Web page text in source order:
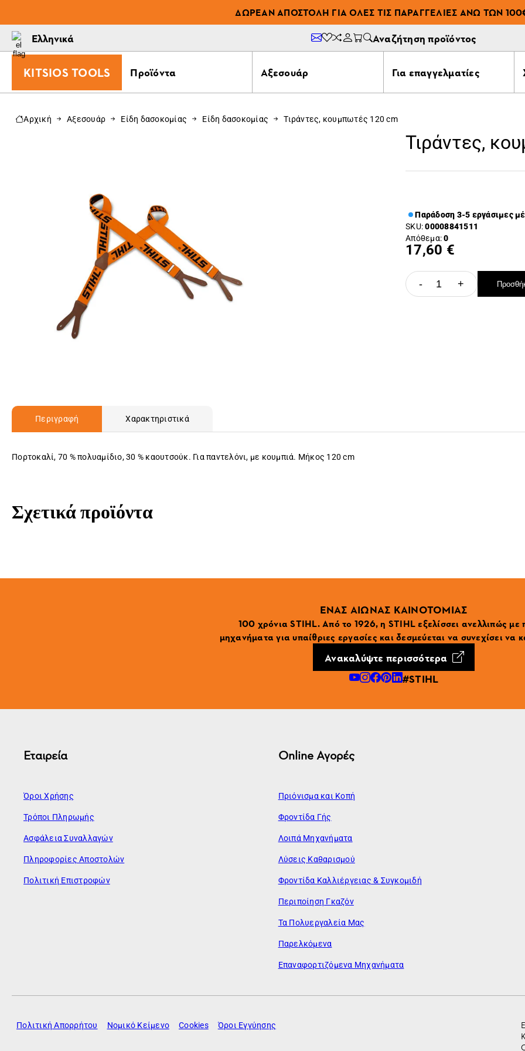
ΔΩΡΕΆΝ ΑΠΟΣΤΟΛΉ ΓΙΑ ΌΛΕΣ ΤΙΣ ΠΑΡΑΓΓΕΛΊΕΣ ΆΝΩ ΤΩΝ
Ελληνικά Αναζήτηση προϊόντος
KITSIOS TOOLS Προϊόντα Αξεσουάρ Για επαγγελματίες
Αρχική Αξεσουάρ Είδη δασοκομίας Είδη δασοκομίας Τιράντες, κουμπωτές 120 cm
Τιράντες,
Παράδοση 3-5 εργάσιμες
SKU:00008841511
Απόθεμα:0
17,60 €
- +
Περιγραφή Χαρακτηριστικά
Πορτοκαλί, 70 % πολυαμίδιο, 30 % καουτσούκ. Για παντελόνι, με κουμπιά. Μήκος 120 cm
Σχετικά προϊόντα
ΕΝΑΣ ΑΙΩΝΑΣ ΚΑΙΝΟΤΟΜΙΑΣ
100 χρόνια STIHL. Από το 1926, η STIHL εξελίσσει ανελλιπώς με
μηχανήματα για υπαίθριες εργασίες και δεσμεύεται να συνεχίσει να
Ανακαλύψτε περισσότερα
#STIHL
Εταιρεία
Όροι Χρήσης
Τρόποι Πληρωμής
Ασφάλεια Συναλλαγών
Πληροφορίες Αποστολών
Πολιτική Επιστροφών
Online Αγορές
Πριόνισμα και Κοπή
Φροντίδα Γής
Λοιπά Μηχανήματα
Λύσεις Καθαρισμού
Φροντίδα Καλλιέργειας & Συγκομιδή
Περιποίηση Γκαζόν
Τα Πολυεργαλεία Μας
Παρελκόμενα
Επαναφορτιζόμενα Μηχανήματα
Πολιτική Απορρήτου Νομικό Κείμενο Cookies Όροι Εγγύησης